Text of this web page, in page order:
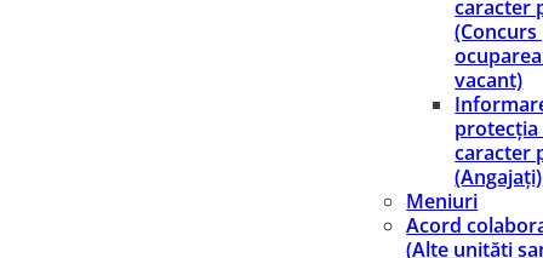
caracter
vacant)
caracter
(Angajați)
Meniuri
Acord
(Alte unități